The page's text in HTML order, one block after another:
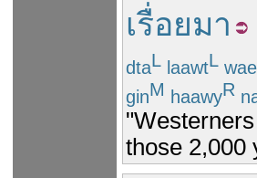
เรื่อยมา
dtaL laawtL
ginM haawyR
those 2,000